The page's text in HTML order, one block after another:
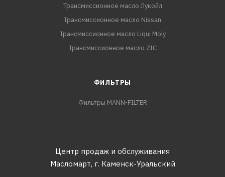
Трансмиссионное масло Лукойл
Трансмиссионное масло Nissan
Трансмиссионное масло Liqui Moly
Трансмиссионное масло ZIC
ФИЛЬТРЫ
Фильтры MANN-FILTER
Центр продаж и обслуживания
Масломарт, г. Каменск-Уральский